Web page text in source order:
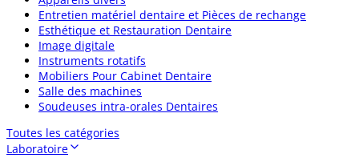
Entretien matériel dentaire et Pièces de rechange
Esthétique et Restauration Dentaire
Image digitale
Instruments rotatifs
Mobiliers Pour Cabinet Dentaire
Salle des machines
Soudeuses intra-orales Dentaires
Toutes les catégories
Laboratoire